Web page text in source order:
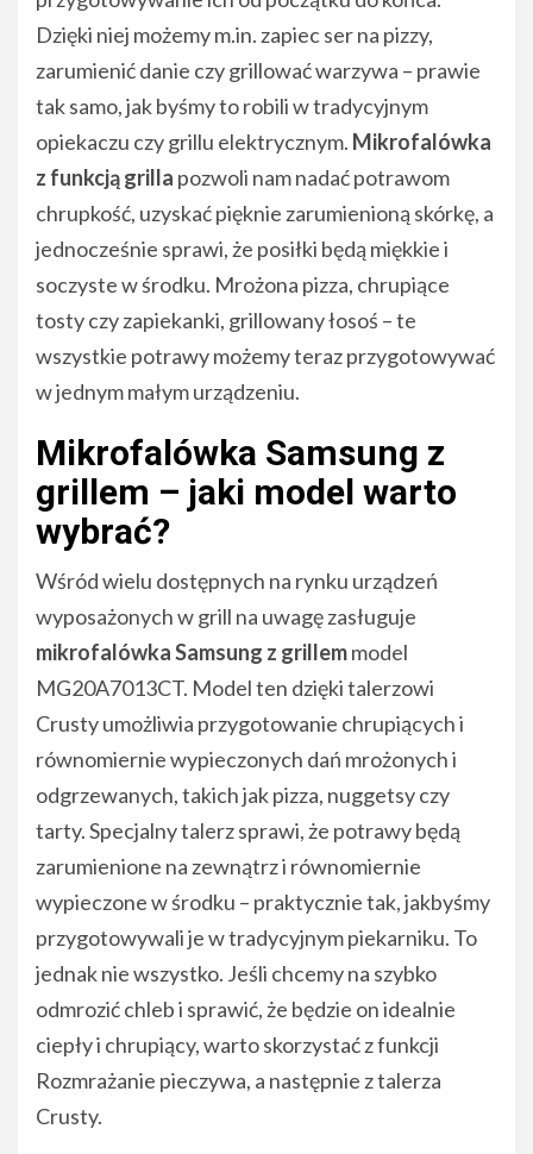
Dzięki niej możemy m.in. zapiec ser na pizzy,
zarumienić danie czy grillować warzywa – prawie
tak samo, jak byśmy to robili w tradycyjnym
opiekaczu czy grillu elektrycznym. Mikrofalówka
z funkcją grilla pozwoli nam nadać potrawom
chrupkość, uzyskać pięknie zarumienioną skórkę, a
jednocześnie sprawi, że posiłki będą miękkie i
soczyste w środku. Mrożona pizza, chrupiące
tosty czy zapiekanki, grillowany łosoś – te
wszystkie potrawy możemy teraz przygotowywać
w jednym małym urządzeniu.
Mikrofalówka Samsung z
grillem – jaki model warto
wybrać?
Wśród wielu dostępnych na rynku urządzeń
wyposażonych w grill na uwagę zasługuje
mikrofalówka Samsung z grillemmodel
MG20A7013CT. Model ten dzięki talerzowi
Crusty umożliwia przygotowanie chrupiących i
równomiernie wypieczonych dań mrożonych i
odgrzewanych, takich jak pizza, nuggetsy czy
tarty. Specjalny talerz sprawi, że potrawy będą
zarumienione na zewnątrz i równomiernie
wypieczone w środku – praktycznie tak, jakbyśmy
przygotowywali je w tradycyjnym piekarniku. To
jednak nie wszystko. Jeśli chcemy na szybko
odmrozić chleb i sprawić, że będzie on idealnie
ciepły i chrupiący, warto skorzystać z funkcji
Rozmrażanie pieczywa, a następnie z talerza
Crusty.